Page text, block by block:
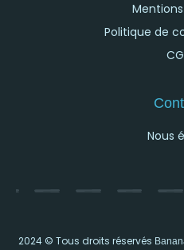
Politique de
Nous
2024 © Tous droits réservés